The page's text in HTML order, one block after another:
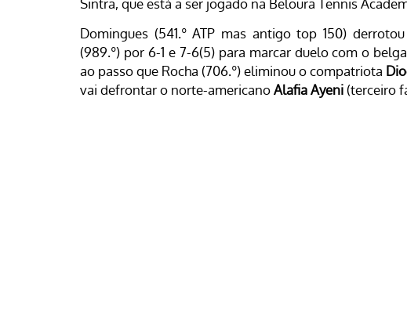
Sintra, que está a ser jogado na Beloura Tennis
Domingues (541.º ATP mas antigo top 150)
(989.º) por 6-1 e 7-6(5) para marcar duelo com o belga
ao passo que Rocha (706.º) eliminou o compatriota
vai defrontar o norte-americanoAlafia Ayeni(terceiro